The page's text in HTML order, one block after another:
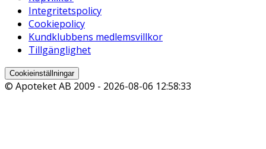
Integritetspolicy
Cookiepolicy
Kundklubbens medlemsvillkor
Tillgänglighet
Cookieinställningar
© Apoteket AB 2009 - 2026-08-06 12:58:33